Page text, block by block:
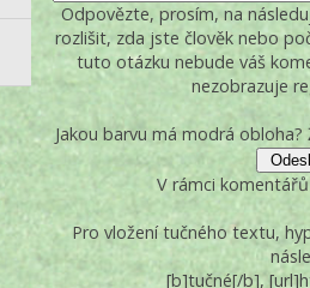
Odpovězte, prosím, na
rozlišit, zda jste člověk nebo
tuto otázku nebude váš
nezobrazuje
Jakou barvu má modrá
V rámci
Pro vložení tučného textu,
[b]tučné[/b],